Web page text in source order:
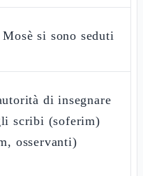
si sono seduti
di insegnare
scribi (soferim)
osservanti)